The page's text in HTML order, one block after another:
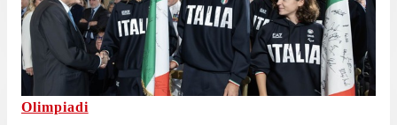
Olimpiadi